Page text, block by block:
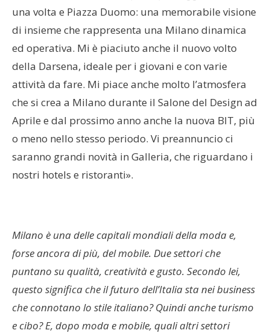
una volta e Piazza Duomo: una memorabile visione
di insieme che rappresenta una Milano dinamica
ed operativa. Mi è piaciuto anche il nuovo volto
della Darsena, ideale per i giovani e con varie
attività da fare. Mi piace anche molto l’atmosfera
che si crea a Milano durante il Salone del Design ad
Aprile e dal prossimo anno anche la nuova BIT, più
o meno nello stesso periodo. Vi preannuncio ci
saranno grandi novità in Galleria, che riguardano i
nostri hotels e ristoranti».
Milano è una delle capitali mondiali della moda e,
forse ancora di più, del mobile. Due settori che
puntano su qualità, creatività e gusto. Secondo lei,
questo significa che il futuro dell’Italia sta nei business
che connotano lo stile italiano? Quindi anche turismo
e cibo? E, dopo moda e mobile, quali altri settori